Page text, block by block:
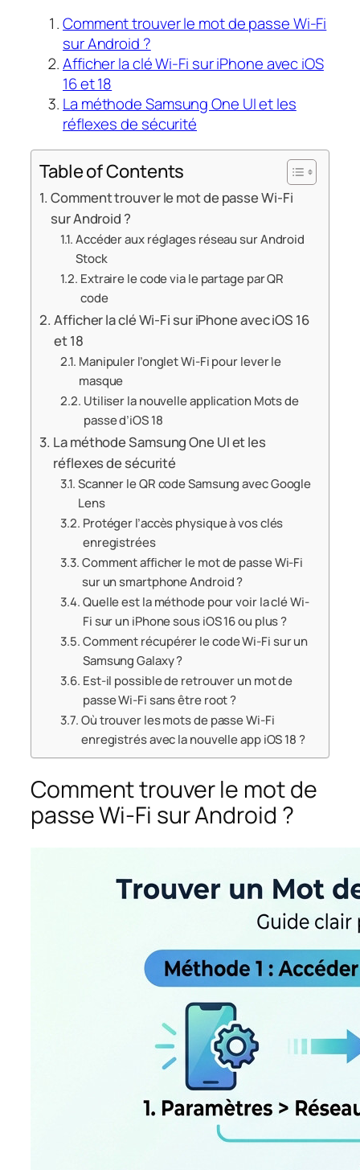
Comment trouver le mot de passe Wi-Fi
sur Android ?
Afficher la clé Wi-Fi sur iPhone avec iOS
16 et 18
La méthode Samsung One UI et les
réflexes de sécurité
Table of Contents
Comment trouver le mot de passe Wi-Fi
sur Android ?
Accéder aux réglages réseau sur Android
Stock
Extraire le code via le partage par QR
code
Afficher la clé Wi-Fi sur iPhone avec iOS 16
et 18
Manipuler l’onglet Wi-Fi pour lever le
masque
Utiliser la nouvelle application Mots de
passe d’iOS 18
La méthode Samsung One UI et les
réflexes de sécurité
Scanner le QR code Samsung avec Google
Lens
Protéger l’accès physique à vos clés
enregistrées
Comment afficher le mot de passe Wi-Fi
sur un smartphone Android ?
Quelle est la méthode pour voir la clé Wi-
Fi sur un iPhone sous iOS 16 ou plus ?
Comment récupérer le code Wi-Fi sur un
Samsung Galaxy ?
Est-il possible de retrouver un mot de
passe Wi-Fi sans être root ?
Où trouver les mots de passe Wi-Fi
enregistrés avec la nouvelle app iOS 18 ?
Comment trouver le mot de
passe Wi-Fi sur Android ?